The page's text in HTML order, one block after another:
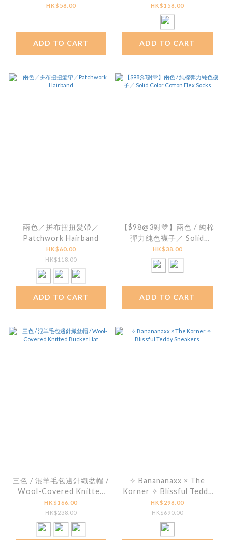
Cotton Socks (可混款)
HK$58.00
ADD TO CART
HK$158.00
ADD TO CART
兩色／拼布扭扭髮帶／
Patchwork Hairband
HK$60.00
HK$118.00
ADD TO CART
【$98@3對💛】兩色 / 純棉
彈力純色襪子／ Solid
Color Cotton Flex Socks
HK$38.00
ADD TO CART
三色 / 混羊毛包邊針織盆帽 /
Wool-Covered Knitted
Bucket Hat
HK$166.00
HK$238.00
✧ Banananaxx × The
Korner ✧ Blissful Teddy
Sneakers
HK$298.00
HK$690.00